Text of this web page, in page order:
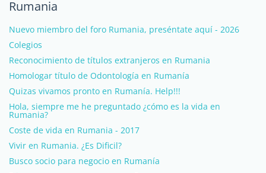
Rumania
Nuevo miembro del foro Rumania, preséntate aquí - 2026
Colegios
Reconocimiento de títulos extranjeros en Rumania
Homologar título de Odontología en Rumanía
Quizas vivamos pronto en Rumanía. Help!!!
Hola, siempre me he preguntado ¿cómo es la vida en
Rumania?
Coste de vida en Rumania - 2017
Vivir en Rumania. ¿Es Dificil?
Busco socio para negocio en Rumanía